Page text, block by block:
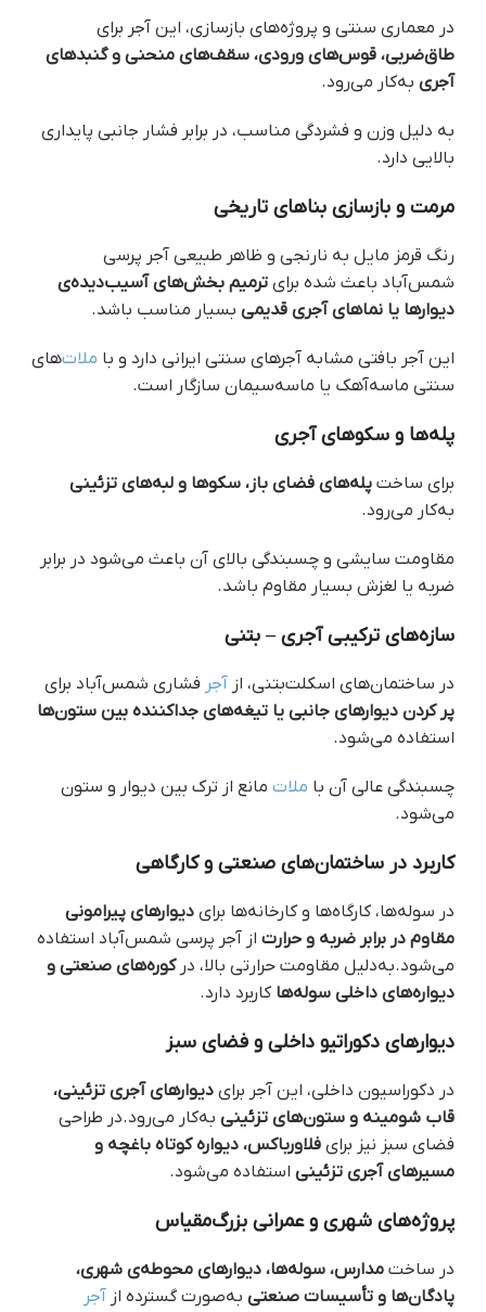
در معماری سنتی و پروژه‌های بازسازی، این آجر برای
طاق‌ضربی، قوس‌های ورودی، سقف‌های منحنی و گنبدهای
آجری به‌کار می‌رود.
به دلیل وزن و فشردگی مناسب، در برابر فشار جانبی پایداری
بالایی دارد.
مرمت و بازسازی بناهای تاریخی
رنگ قرمز مایل به نارنجی و ظاهر طبیعی آجر پرسی
شمس‌آباد باعث شده برای ترمیم بخش‌های آسیب‌دیده‌ی
دیوارها یا نماهای آجری قدیمی بسیار مناسب باشد.
این آجر بافتی مشابه آجرهای سنتی ایرانی دارد و با ملات‌های
سنتی ماسه‌آهک یا ماسه‌سیمان سازگار است.
پله‌ها و سکوهای آجری
برای ساخت پله‌های فضای باز، سکوها و لبه‌های تزئینی
به‌کار می‌رود.
مقاومت سایشی و چسبندگی بالای آن باعث می‌شود در برابر
ضربه یا لغزش بسیار مقاوم باشد.
سازه‌های ترکیبی آجری – بتنی
در ساختمان‌های اسکلت‌بتنی، از آجر فشاری شمس‌آباد برای
پر کردن دیوارهای جانبی یا تیغه‌های جداکننده بین ستون‌ها
استفاده می‌شود.
چسبندگی عالی آن با ملات مانع از ترک بین دیوار و ستون
می‌شود.
کاربرد در ساختمان‌های صنعتی و کارگاهی
در سوله‌ها، کارگاه‌ها و کارخانه‌ها برای دیوارهای پیرامونی
مقاوم در برابر ضربه و حرارت از آجر پرسی شمس‌آباد استفاده
می‌شود.به‌دلیل مقاومت حرارتی بالا، درکوره‌های صنعتی و
دیواره‌های داخلی سوله‌ها کاربرد دارد.
دیوارهای دکوراتیو داخلی و فضای سبز
در دکوراسیون داخلی، این آجر برای دیوارهای آجری تزئینی،
قاب شومینه و ستون‌های تزئینی به‌کار می‌رود.در طراحی
فضای سبز نیز برای فلاورباکس، دیواره کوتاه باغچه و
مسیرهای آجری تزئینی استفاده می‌شود.
پروژه‌های شهری و عمرانی بزرگ‌مقیاس
در ساخت مدارس، سوله‌ها، دیوارهای محوطه‌ی شهری،
پادگان‌ها و تأسیسات صنعتی به‌صورت گسترده از آجر